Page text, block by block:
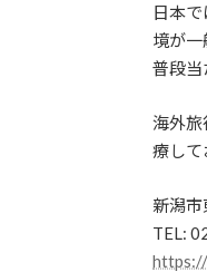
日本
境が一
普段当
海外旅
療して
新潟
TEL: